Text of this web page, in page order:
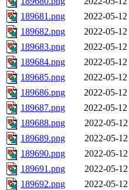
189681.png
2022-05-
189682.png
2022-05-
189683.png
2022-05-
189684.png
2022-05-
189685.png
2022-05-
189686.png
2022-05-
189687.png
2022-05-
189688.png
2022-05-12
189689.png
2022-05-12
189690.png
2022-05-12
189691.png
2022-05-12
189692.png
2022-05-12